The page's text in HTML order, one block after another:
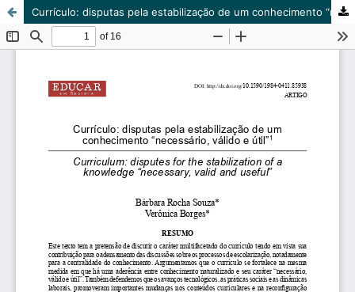
Currículo: disputas pela estabilização de um conhecimento “necessário, válido e útil”